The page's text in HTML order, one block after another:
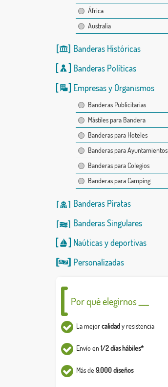
África
Australia
Banderas Históricas
Banderas Políticas
Empresas y Organismos
Banderas Publicitarias
Mástiles para Bandera
Banderas para Hoteles
Banderas para Ayuntamientos
Banderas para Colegios
Banderas para Camping
Banderas Piratas
Banderas Singulares
Naúticasydeportivas
Personalizadas
Por qué elegirnos ___
La mejorcalidady resistencia
Envío en1/2 días hábiles*
Más de 9.000 diseños